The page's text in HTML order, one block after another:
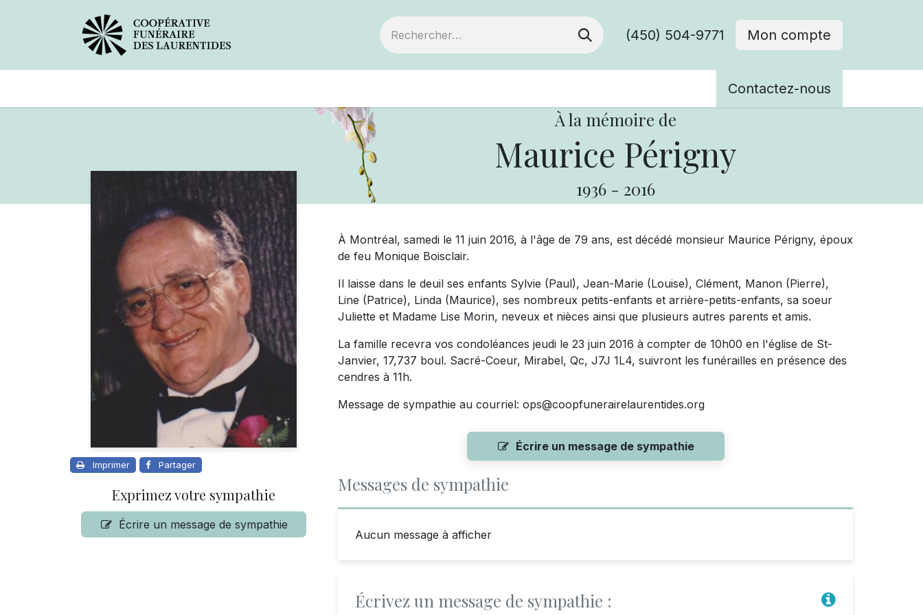
(450) 504-9771 Mon compte
Contactez-nous
À la mémoire de
Maurice Périgny
1936 - 2016
Imprimer Partager
Exprimez votre sympathie
Écrire un message de sympathie
À Montréal, samedi le 11 juin 2016, à l'âge de 79 ans, est décédé monsieur Maurice Périgny, époux
de feu Monique Boisclair.
Il laisse dans le deuil ses enfants Sylvie (Paul), Jean-Marie (Louise), Clément, Manon (Pierre),
Line (Patrice), Linda (Maurice), ses nombreux petits-enfants et arrière-petits-enfants, sa soeur
Juliette et Madame Lise Morin, neveux et nièces ainsi que plusieurs autres parents et amis.
La famille recevra vos condoléances jeudi le 23 juin 2016 à compter de 10h00 en l'église de St-
Janvier, 17,737 boul. Sacré-Coeur, Mirabel, Qc, J7J 1L4, suivront les funérailles en présence des
cendres à 11h.
Message de sympathie au courriel: ops@coopfunerairelaurentides.org
Écrire un message de sympathie
Messages de sympathie
Aucun message à afficher
Écrivez un message de sympathie :